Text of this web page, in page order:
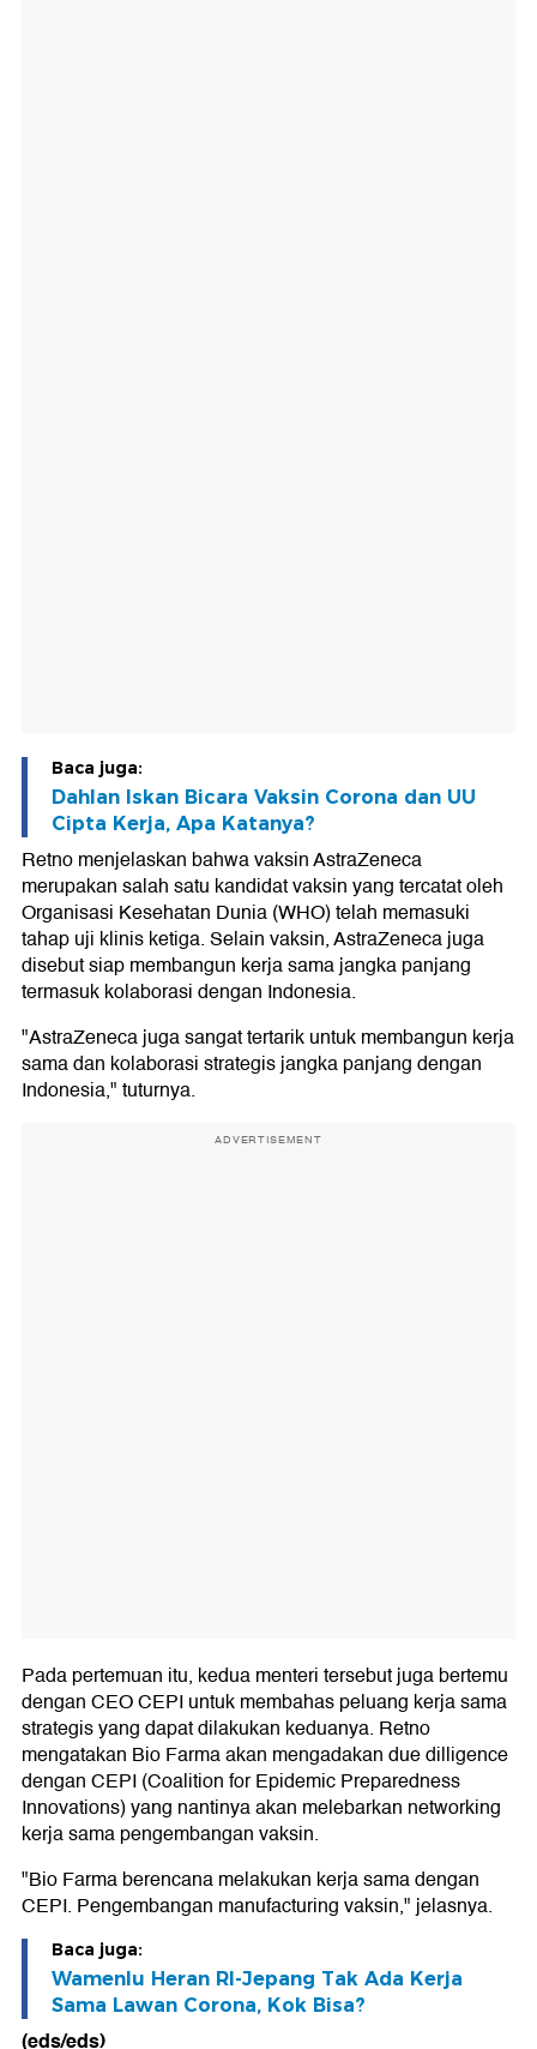
Baca juga:
Dahlan Iskan Bicara Vaksin Corona dan UU
Cipta Kerja, Apa Katanya?
Retno menjelaskan bahwa vaksin AstraZeneca
merupakan salah satu kandidat vaksin yang tercatat oleh
Organisasi Kesehatan Dunia (WHO) telah memasuki
tahap uji klinis ketiga. Selain vaksin, AstraZeneca juga
disebut siap membangun kerja sama jangka panjang
termasuk kolaborasi dengan Indonesia.
"AstraZeneca juga sangat tertarik untuk membangun kerja
sama dan kolaborasi strategis jangka panjang dengan
Indonesia," tuturnya.
ADVERTISEMENT
Pada pertemuan itu, kedua menteri tersebut juga bertemu
dengan CEO CEPI untuk membahas peluang kerja sama
strategis yang dapat dilakukan keduanya. Retno
mengatakan Bio Farma akan mengadakan due dilligence
dengan CEPI (Coalition for Epidemic Preparedness
Innovations) yang nantinya akan melebarkan networking
kerja sama pengembangan vaksin.
"Bio Farma berencana melakukan kerja sama dengan
CEPI. Pengembangan manufacturing vaksin," jelasnya.
Baca juga:
Wamenlu Heran RI-Jepang Tak Ada Kerja
Sama Lawan Corona, Kok Bisa?
(eds/eds)